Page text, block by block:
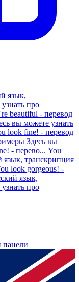
язык,
про
beautiful - перевод
вы можете узнать
look fine! - перевод
Здесь вы
- перево... You
язык, транскрипция
look gorgeous! -
язык,
про